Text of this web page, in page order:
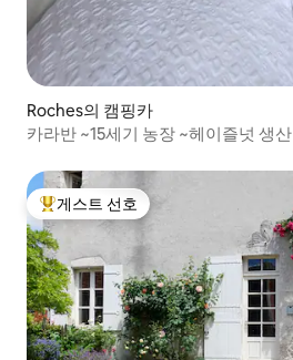
Roches의 캠핑카
카라반 ~15세기 농장 ~헤이즐넛 생산
상위 게스트 선호
게스트 선호